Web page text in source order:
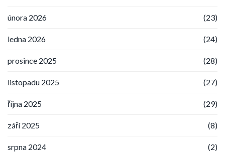
února 2026 (23)
ledna 2026 (24)
prosince 2025 (28)
listopadu 2025 (27)
října 2025 (29)
září 2025 (8)
srpna 2024 (2)